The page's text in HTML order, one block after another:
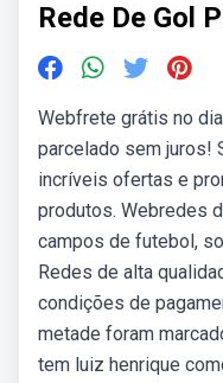
Rede De Gol
Webfrete grátis no
parcelado sem juros!
incríveis ofertas e
produtos. Webredes
campos de futebol,
Redes de alta
condições de
metade foram
tem luiz henrique